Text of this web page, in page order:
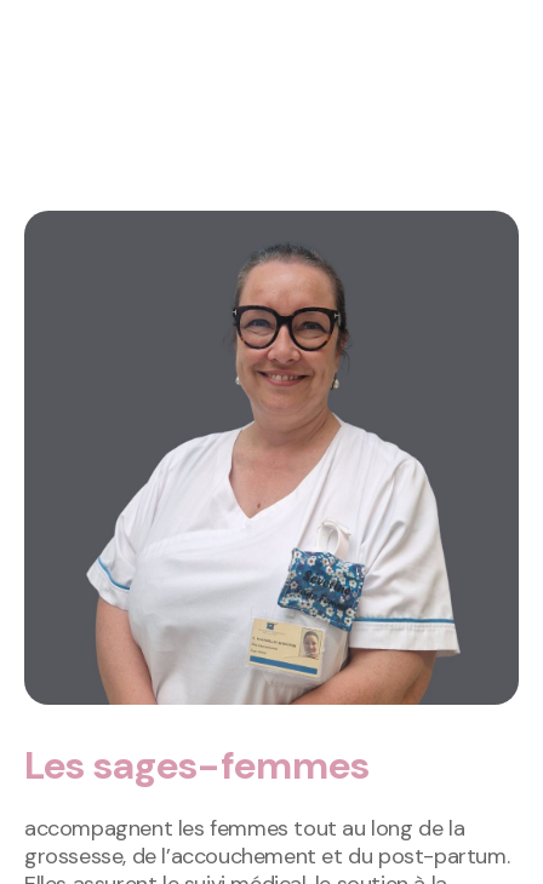
Les sages-femmes
accompagnent les femmes tout au long de la
grossesse, de l’accouchement et du post-partum.